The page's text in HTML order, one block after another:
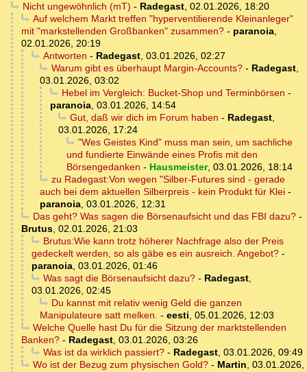
Nicht ungewöhnlich (mT) - Radegast, 02.01.2026, 18:20
Auf welchem Markt treffen "hyperventilierende Kleinanleger"
mit "markstellenden Großbanken" zusammen? - paranoia,
02.01.2026, 20:19
Antworten - Radegast, 03.01.2026, 02:27
Warum gibt es überhaupt Margin-Accounts?- Radegast,
03.01.2026, 03:02
Hebel im Vergleich: Bucket-Shop und Terminbörsen -
paranoia, 03.01.2026, 14:54
Gut, daß wir dich im Forum haben - Radegast,
03.01.2026, 17:24
"Wes Geistes Kind" muss man sein, um sachliche
und fundierte Einwände eines Profis mit den
Börsengedanken - Hausmeister, 03.01.2026, 18:14
zu Radegast:Von wegen "Silber-Futures sind - gerade
auch bei dem aktuellen Silberpreis - kein Produkt für Klei -
paranoia, 03.01.2026, 12:31
Das geht? Was sagen die Börsenaufsicht und das FBI dazu?-
Brutus, 02.01.2026, 21:03
Brutus:Wie kann trotz höherer Nachfrage also der Preis
gedeckelt werden, so als gäbe es ein ausreich. Angebot? -
paranoia, 03.01.2026, 01:46
Was sagt die Börsenaufsicht dazu?- Radegast,
03.01.2026, 02:45
Du kannst mit relativ wenig Geld die ganzen
Manipulateure satt melken. - eesti, 05.01.2026, 12:03
Welche Quelle hast Du für die Sitzung der marktstellenden
Banken? - Radegast, 03.01.2026, 03:26
Was ist da wirklich passiert?- Radegast, 03.01.2026, 09:49
Wo ist der Bezug zum physischen Gold?- Martin, 03.01.2026,